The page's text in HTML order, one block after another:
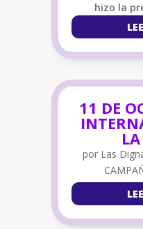
hizo la
11 DE
por Las